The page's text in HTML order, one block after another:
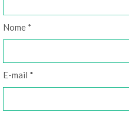
Nome *
E-mail *